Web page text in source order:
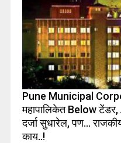
Pune Municipal
महापालिकेत Below टेंडर,
दर्जा सुधारेल, पण…
काय..!